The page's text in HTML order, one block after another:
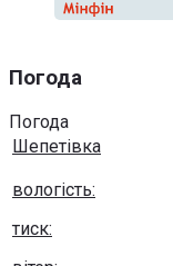
Погода
Погода
Шепетівка
вологість:
тиск: